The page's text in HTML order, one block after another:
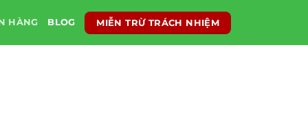
HÀNG BLOG MIỄN TRỪ TRÁCH NHIỆM